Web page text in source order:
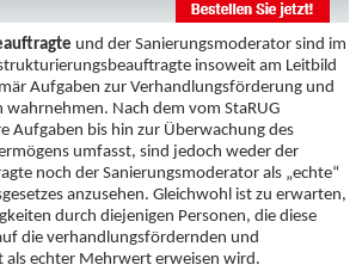
und der Sanierungsmoderator sind im
insoweit am Leitbild
Aufgaben zur Verhandlungsförderung und
Nach dem vom StaRUG
Aufgaben bis hin zur Überwachung des
umfasst, sind jedoch weder der
noch der Sanierungsmoderator als „echte“
anzusehen. Gleichwohl ist zu erwarten,
durch diejenigen Personen, die diese
die verhandlungsfördernden und
echter Mehrwert erweisen wird.